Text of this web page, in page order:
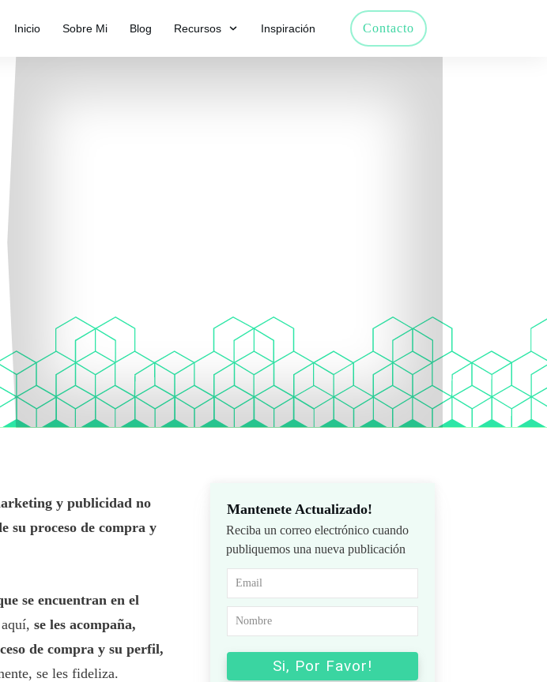
Inicio Sobre Mi Blog Recursos Inspiración Contacto
y publicidad no
su proceso de compra y
se encuentran en el
se les acompaña,
de compra y su perfil,
se les fideliza.
Mantenete Actualizado!
Reciba un correo electrónico cuando
publiquemos una nueva publicación
Si, Por Favor!